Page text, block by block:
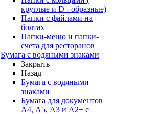
круглые и D - образные)
Папки с файлами на
болтах
Папки-меню и папки-
счета для ресторанов
Бумага с водяными знаками
Закрыть
Назад
Бумага с водяными
знаками
Бумага для документов
А4, А5, А3 и А2+ с